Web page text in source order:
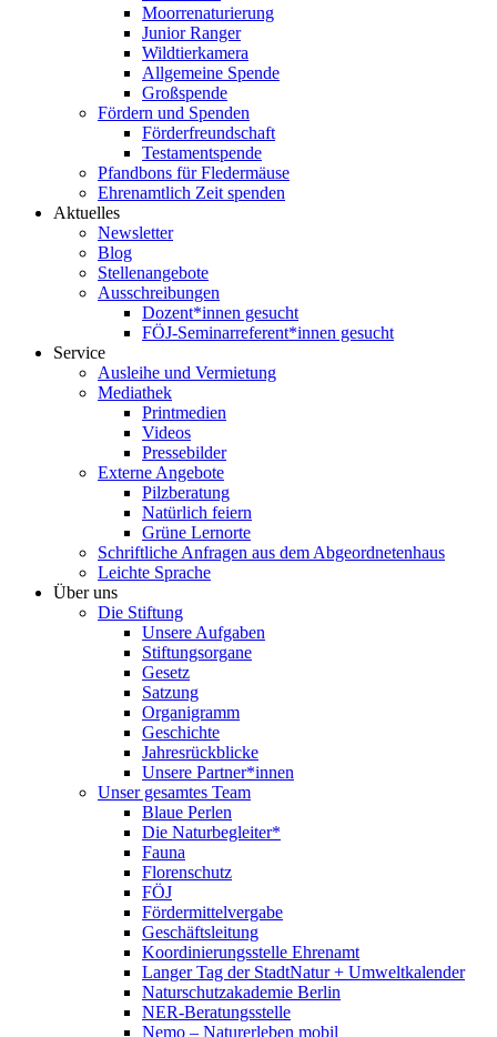
Moorrenaturierung
Junior Ranger
Wildtierkamera
Allgemeine Spende
Großspende
Fördern und Spenden
Förderfreundschaft
Testamentspende
Pfandbons für Fledermäuse
Ehrenamtlich Zeit spenden
Aktuelles
Newsletter
Blog
Stellenangebote
Ausschreibungen
Dozent*innen gesucht
FÖJ-Seminarreferent*innen gesucht
Service
Ausleihe und Vermietung
Mediathek
Printmedien
Videos
Pressebilder
Externe Angebote
Pilzberatung
Natürlich feiern
Grüne Lernorte
Schriftliche Anfragen aus dem Abgeordnetenhaus
Leichte Sprache
Über uns
Die Stiftung
Unsere Aufgaben
Stiftungsorgane
Gesetz
Satzung
Organigramm
Geschichte
Jahresrückblicke
Unsere Partner*innen
Unser gesamtes Team
Blaue Perlen
Die Naturbegleiter*
Fauna
Florenschutz
FÖJ
Fördermittelvergabe
Geschäftsleitung
Koordinierungsstelle Ehrenamt
Langer Tag der StadtNatur + Umweltkalender
Naturschutzakademie Berlin
NER-Beratungsstelle
Nemo – Naturerleben mobil